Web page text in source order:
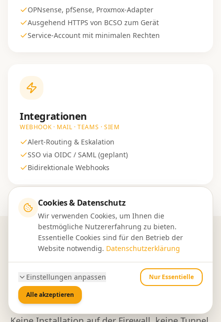
Cookies & Datenschutz
Wir verwenden Cookies, um Ihnen die
bestmögliche Nutzererfahrung zu bieten.
Essentielle Cookies sind für den Betrieb der
Website notwendig. Datenschutzerklärung
Einstellungen anpassen Nur Essentielle
Alle akzeptieren
OPNsense, pfSense, Proxmox-Adapter
Ausgehend HTTPS von BCSO zum Gerät
Service-Account mit minimalen Rechten
Integrationen
WEBHOOK · MAIL · TEAMS · SIEM
Alert-Routing & Eskalation
SSO via OIDC / SAML (geplant)
Bidirektionale Webhooks
In sechs Schritten vom API-
Key bis zum Live-Monitoring